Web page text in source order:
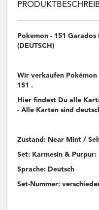
Pokemon - 151
(DEUTSCH)
Wir verkaufen Pokémon
151 .
Hier findest Du alle
- Alle Karten sind
Zustand: Near Mint /
Set: Karmesin & Purpur:
Sprache: Deutsch
Set-Nummer: